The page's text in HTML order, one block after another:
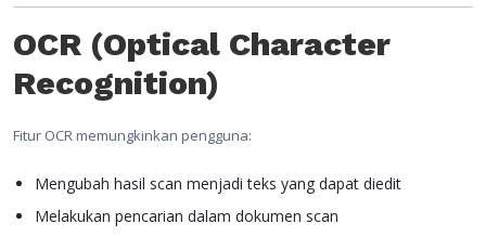
OCR (Optical Character
Recognition)
Fitur OCR memungkinkan pengguna:
Mengubah hasil scan menjadi teks yang dapat diedit
Melakukan pencarian dalam dokumen scan